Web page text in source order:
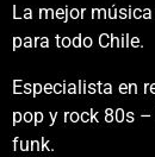
La mejor
para todo Chile.
Especialista en
pop y rock 80s
funk.